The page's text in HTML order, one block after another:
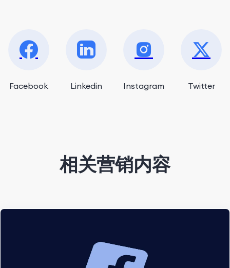
Facebook Linkedin Instagram Twitter
相关营销内容